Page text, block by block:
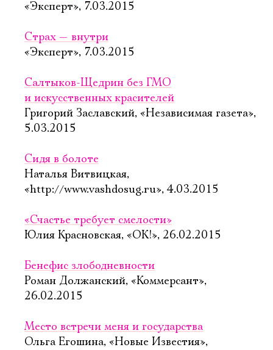
«Эксперт», 7.03.2015
Страх — внутри
«Эксперт», 7.03.2015
Салтыков-Щедрин без ГМО
и искусственных красителей
Григорий Заславский, «Независимая газета»,
5.03.2015
Сидя в болоте
Наталья Витвицкая,
«http://www.vashdosug.ru», 4.03.2015
«Счастье требует смелости»
Юлия Красновская, «ОК!», 26.02.2015
Бенефис злободневности
Роман Должанский, «Коммерсант»,
26.02.2015
Место встречи меня и государства
Ольга Егошина, «Новые Известия»,